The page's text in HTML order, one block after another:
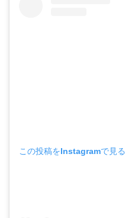
この投稿をInstagramで見る